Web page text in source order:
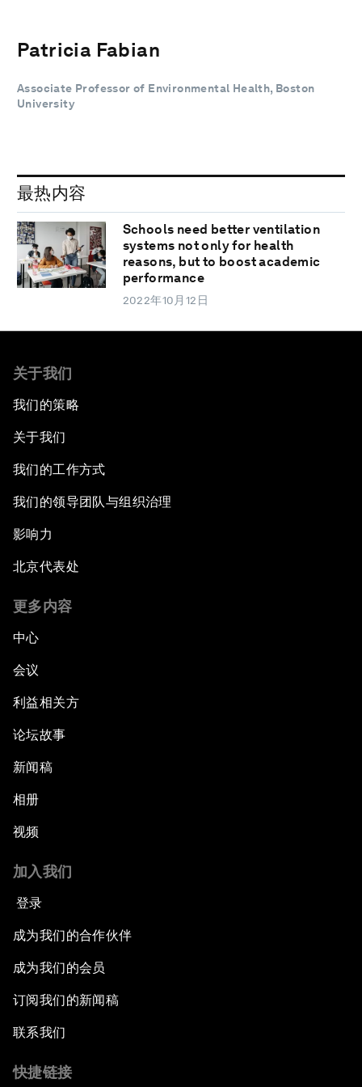
Patricia Fabian
Associate Professor of Environmental Health, Boston
University
最热内容
Schools need better ventilation
systems not only for health
reasons, but to boost academic
performance
2022年10月12日
关于我们
我们的策略
关于我们
我们的工作方式
我们的领导团队与组织治理
影响力
北京代表处
更多内容
中心
会议
利益相关方
论坛故事
新闻稿
相册
视频
加入我们
登录
成为我们的合作伙伴
成为我们的会员
订阅我们的新闻稿
联系我们
快捷链接